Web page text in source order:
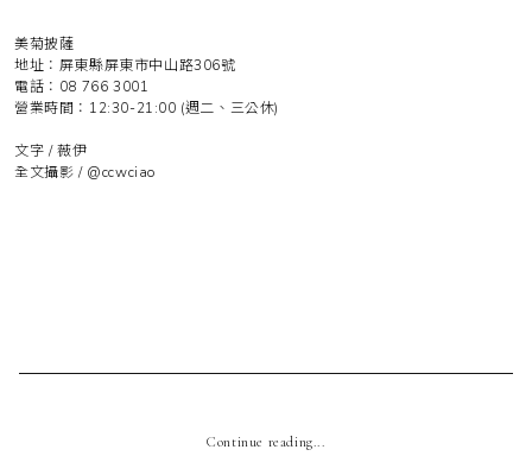
美菊披薩
地址：屏東縣屏東市中山路306號
電話：08 766 3001
營業時間：12:30-21:00 (週二、三公休)
文字 / 薇伊
全文攝影 / @ccwciao
Continue reading...